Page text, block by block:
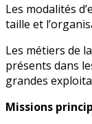
Les modalités
taille et
Les métiers de
présents dans
grandes
Missions